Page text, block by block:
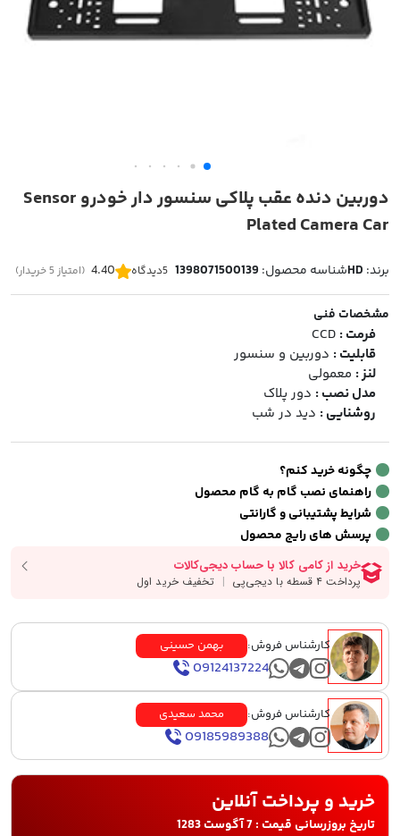
دوربین دنده عقب پلاکی سنسور دار خودرو Sensor
Plated Camera Car
برند: HDشناسه محصول: 1398071500139
5دیدگاه 4.40 (امتیاز 5 خریدار)
مشخصات فنی
فرمت : CCD
قابلیت : دوربین و سنسور
لنز : معمولی
مدل نصب : دور پلاک
روشنایی : دید در شب
چگونه خرید کنم؟
راهنمای نصب گام به گام محصول
شرایط پشتیبانی و گارانتی
پرسش های رایج محصول
کارشناس فروش: بهمن حسینی
09124137224
کارشناس فروش: محمد سعیدی
09185989388
خرید و پرداخت آنلاین
تاریخ بروزرسانی قیمت : 7 آگوست 1283